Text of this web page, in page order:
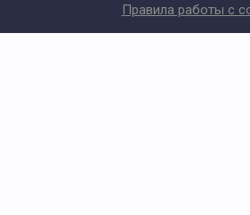
Правила работы с